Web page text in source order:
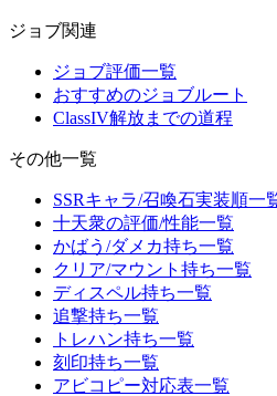
ジョブ関連
ジョブ評価一覧
おすすめのジョブルート
ClassIV解放までの道程
その他一覧
SSRキャラ/召喚石実装順一
十天衆の評価/性能一覧
かばう/ダメカ持ち一覧
クリア/マウント持ち一覧
ディスペル持ち一覧
追撃持ち一覧
トレハン持ち一覧
刻印持ち一覧
アビコピー対応表一覧